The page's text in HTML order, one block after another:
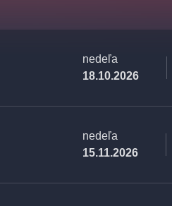
nedeľa
18.10.2026
nedeľa
15.11.2026